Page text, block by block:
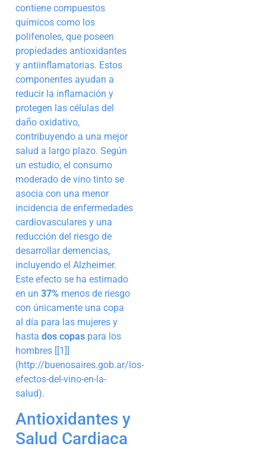
contiene compuestos
químicos como los
polifenoles, que poseen
propiedades antioxidantes
y antiinflamatorias. Estos
componentes ayudan a
reducir la inflamación y
protegen las células del
daño oxidativo,
contribuyendo a una mejor
salud a largo plazo. Según
un estudio, el consumo
moderado de vino tinto se
asocia con una menor
incidencia de enfermedades
cardiovasculares y una
reducción del riesgo de
desarrollar demencias,
incluyendo el Alzheimer.
Este efecto se ha estimado
en un 37% menos de riesgo
con únicamente una copa
al día para las mujeres y
hasta dos copas para los
hombres [[1]]
(http://buenosaires.gob.ar/los-
efectos-del-vino-en-la-
salud).
Antioxidantes y
Salud Cardiaca